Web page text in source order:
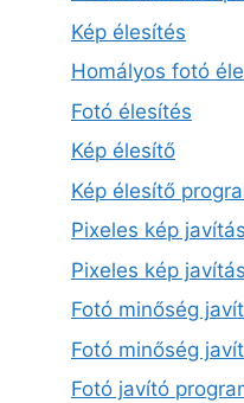
Kép élesítés
Homályos fotó
Fotó élesítés
Kép élesítő
Kép élesítő
Pixeles kép
Pixeles kép
Fotó minőség
Fotó minőség
Fotó javító